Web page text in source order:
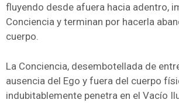
fluyendo desde afuera hacia adentro,
Conciencia y terminan por hacerla
cuerpo.
La Conciencia, desembotellada de
ausencia del Ego y fuera del cuerpo
indubitablemente penetra en el Vacío